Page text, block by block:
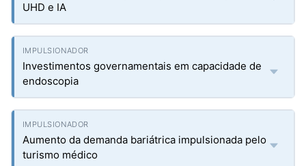
UHD e IA
Investimentos governamentais em capacidade de
endoscopia
Aumento da demanda bariátrica impulsionada pelo
turismo médico